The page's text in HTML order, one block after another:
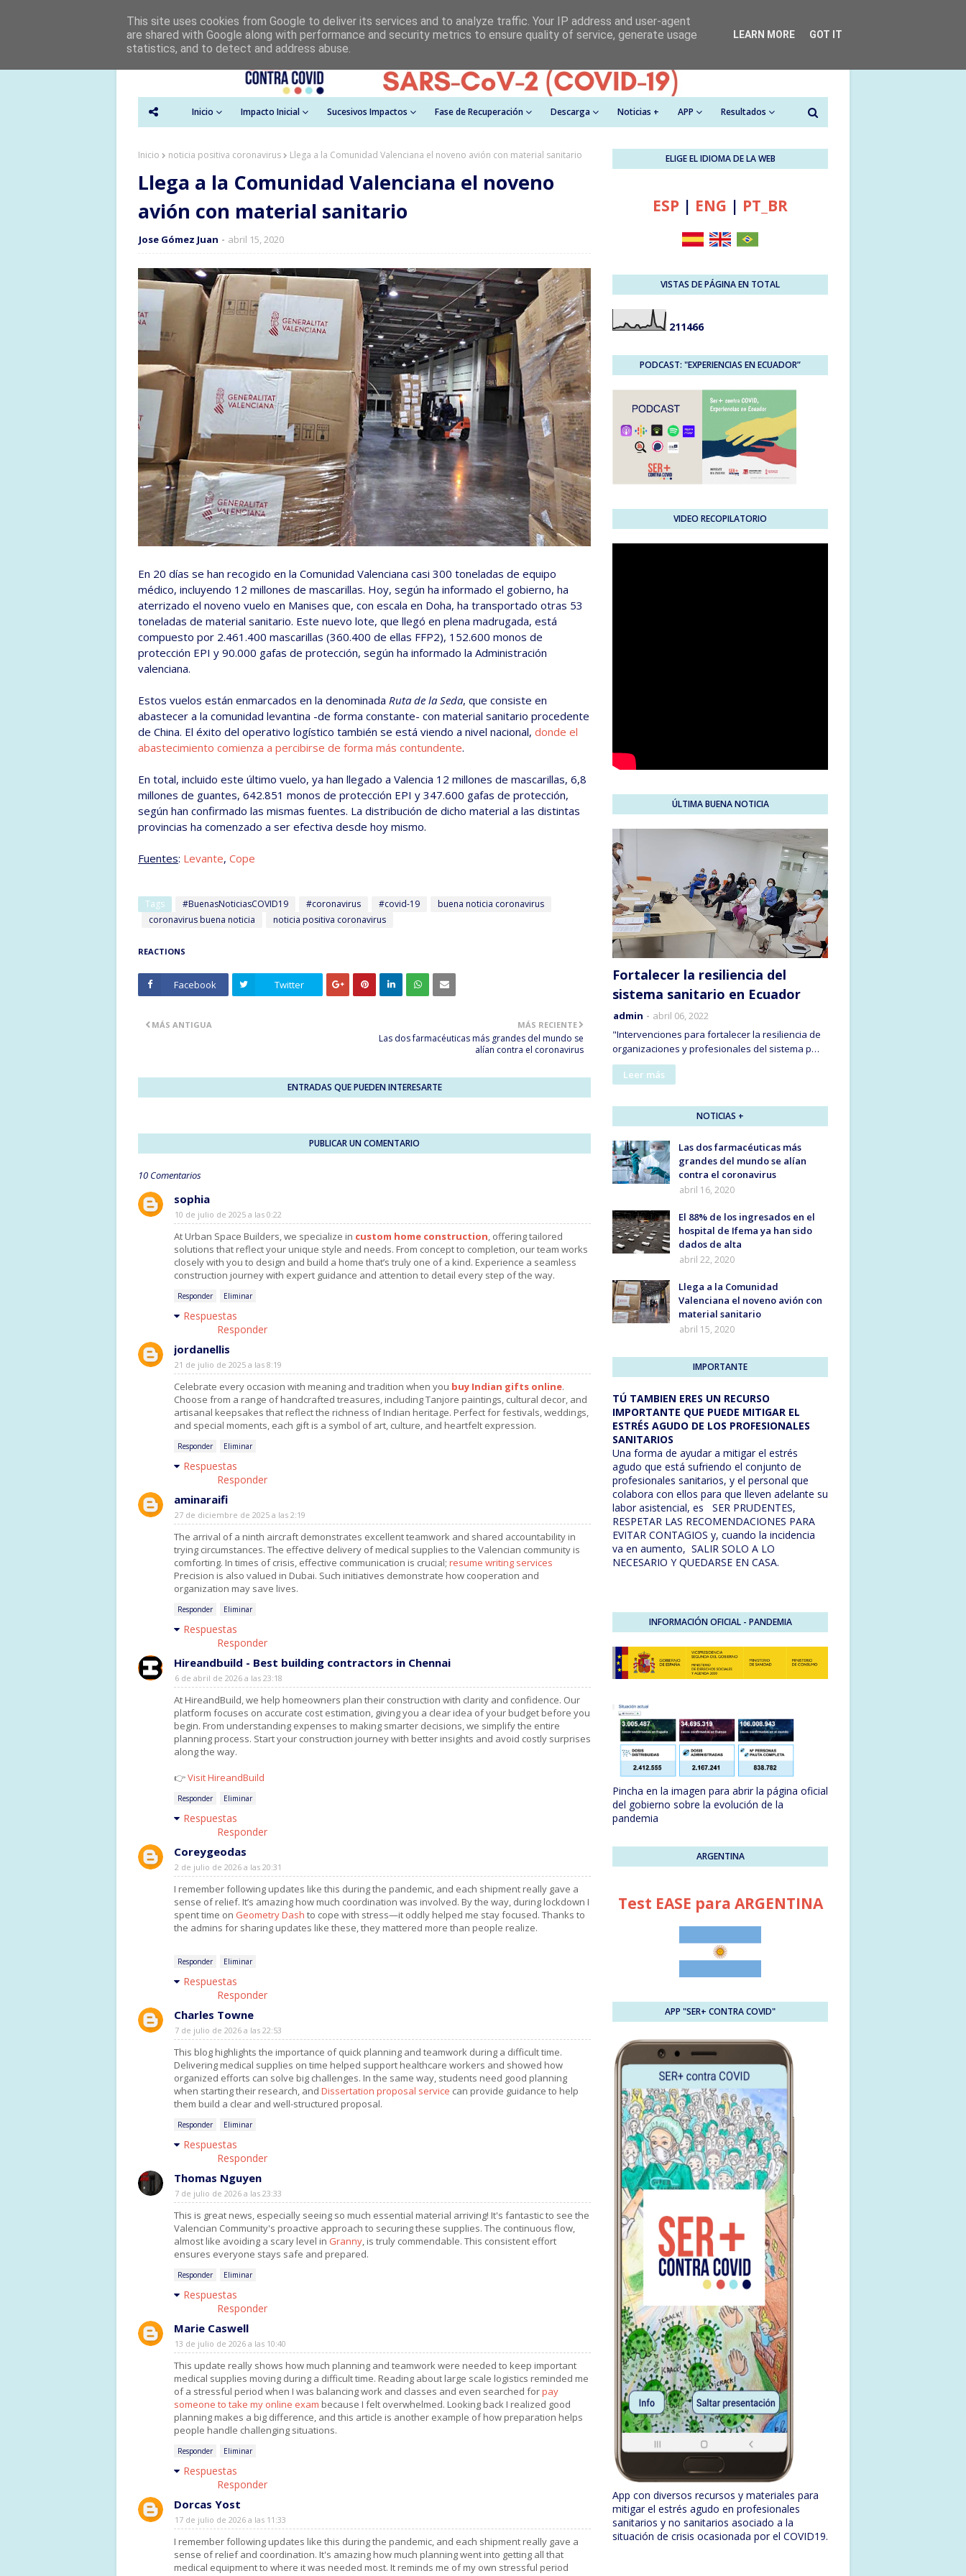
Inicio Impacto Inicial Sucesivos Impactos Fase de Recuperación Descarga Noticias + APP Resultados
Inicio noticia positiva coronavirus Llega a la Comunidad Valenciana el noveno avión con material sanitario
Llega a la Comunidad Valenciana el noveno
avión con material sanitario
Jose Gómez Juan abril 15, 2020
En 20 días se han recogido en la Comunidad Valenciana casi 300 toneladas de equipo
médico, incluyendo 12 millones de mascarillas. Hoy, según ha informado el gobierno, ha
aterrizado el noveno vuelo en Manises que, con escala en Doha, ha transportado otras 53
toneladas de material sanitario. Este nuevo lote, que llegó en plena madrugada, está
compuesto por 2.461.400 mascarillas (360.400 de ellas FFP2), 152.600 monos de
protección EPI y 90.000 gafas de protección, según ha informado la Administración
valenciana.
Estos vuelos están enmarcados en la denominada Ruta de la Seda, que consiste en
abastecer a la comunidad levantina -de forma constante- con material sanitario procedente
de China. El éxito del operativo logístico también se está viendo a nivel nacional, donde el
abastecimiento comienza a percibirse de forma más contundente.
En total, incluido este último vuelo, ya han llegado a Valencia 12 millones de mascarillas, 6,8
millones de guantes, 642.851 monos de protección EPI y 347.600 gafas de protección,
según han confirmado las mismas fuentes. La distribución de dicho material a las distintas
provincias ha comenzado a ser efectiva desde hoy mismo.
Fuentes: Levante, Cope
Tags #BuenasNoticiasCOVID19 #coronavirus #covid-19
buena noticia coronavirus
coronavirus buena noticia
noticia positiva coronavirus
REACTIONS
Facebook Twitter
MÁS RECIENTE
Las dos farmacéuticas más grandes del mundo se
alían contra el coronavirus
MÁS ANTIGUA
ENTRADAS QUE PUEDEN INTERESARTE
PUBLICAR UN COMENTARIO
10 Comentarios
sophia
10 de julio de 2025 a las 0:22
At Urban Space Builders, we specialize in custom home construction, offering tailored
solutions that reflect your unique style and needs. From concept to completion, our team works
closely with you to design and build a home that’s truly one of a kind. Experience a seamless
construction journey with expert guidance and attention to detail every step of the way.
Responder Eliminar
Respuestas
Responder
jordanellis
21 de julio de 2025 a las 8:19
Celebrate every occasion with meaning and tradition when you buy Indian gifts online.
Choose from a range of handcrafted treasures, including Tanjore paintings, cultural decor, and
artisanal keepsakes that reflect the richness of Indian heritage. Perfect for festivals, weddings,
and special moments, each gift is a symbol of art, culture, and heartfelt expression.
Responder Eliminar
Respuestas
Responder
aminaraifi
27 de diciembre de 2025 a las 2:19
The arrival of a ninth aircraft demonstrates excellent teamwork and shared accountability in
trying circumstances. The effective delivery of medical supplies to the Valencian community is
comforting. In times of crisis, effective communication is crucial; resume writing services
Precision is also valued in Dubai. Such initiatives demonstrate how cooperation and
organization may save lives.
Responder Eliminar
Respuestas
Responder
Hireandbuild - Best building contractors in Chennai
6 de abril de 2026 a las 23:18
At HireandBuild, we help homeowners plan their construction with clarity and confidence. Our
platform focuses on accurate cost estimation, giving you a clear idea of your budget before you
begin. From understanding expenses to making smarter decisions, we simplify the entire
planning process. Start your construction journey with better insights and avoid costly surprises
along the way.
👉Visit HireandBuild
Responder Eliminar
Respuestas
Responder
Coreygeodas
2 de julio de 2026 a las 20:31
I remember following updates like this during the pandemic, and each shipment really gave a
sense of relief. It’s amazing how much coordination was involved. By the way, during lockdown I
spent time on Geometry Dash to cope with stress—it oddly helped me stay focused. Thanks to
the admins for sharing updates like these, they mattered more than people realize.
Responder Eliminar
Respuestas
Responder
Charles Towne
7 de julio de 2026 a las 22:53
This blog highlights the importance of quick planning and teamwork during a difficult time.
Delivering medical supplies on time helped support healthcare workers and showed how
organized efforts can solve big challenges. In the same way, students need good planning
when starting their research, and Dissertation proposal service can provide guidance to help
them build a clear and well-structured proposal.
Responder Eliminar
Respuestas
Responder
Thomas Nguyen
7 de julio de 2026 a las 23:33
This is great news, especially seeing so much essential material arriving! It's fantastic to see the
Valencian Community's proactive approach to securing these supplies. The continuous flow,
almost like avoiding a scary level in Granny, is truly commendable. This consistent effort
ensures everyone stays safe and prepared.
Responder Eliminar
Respuestas
Responder
Marie Caswell
13 de julio de 2026 a las 10:40
This update really shows how much planning and teamwork were needed to keep important
medical supplies moving during a difficult time. Reading about large scale logistics reminded me
of a stressful period when I was balancing work and classes and even searched forpay
someone to take my online exam because I felt overwhelmed. Looking back I realized good
planning makes a big difference, and this article is another example of how preparation helps
people handle challenging situations.
Responder Eliminar
Respuestas
Responder
Dorcas Yost
17 de julio de 2026 a las 11:33
I remember following updates like this during the pandemic, and each shipment really gave a
sense of relief and coordination. It's amazing how much planning went into getting all that
medical equipment to where it was needed most. It reminds me of my own stressful period
ELIGE EL IDIOMA DE LA WEB
ESP | ENG | PT_BR
VISTAS DE PÁGINA EN TOTAL
211466
PODCAST: "EXPERIENCIAS EN ECUADOR”
VIDEO RECOPILATORIO
ÚLTIMA BUENA NOTICIA
Fortalecer la resiliencia del
sistema sanitario en Ecuador
admin
abril 06, 2022
"Intervenciones para fortalecer la resiliencia de
organizaciones y profesionales del sistema p…
Leer más
NOTICIAS +
Las dos farmacéuticas más
grandes del mundo se alían
contra el coronavirus
abril 16, 2020
El 88% de los ingresados en el
hospital de Ifema ya han sido
dados de alta
abril 22, 2020
Llega a la Comunidad
Valenciana el noveno avión con
material sanitario
abril 15, 2020
IMPORTANTE
TÚ TAMBIEN ERES UN RECURSO
IMPORTANTE QUE PUEDE MITIGAR EL
ESTRÉS AGUDO DE LOS PROFESIONALES
SANITARIOS
Una forma de ayudar a mitigar el estrés
agudo que está sufriendo el conjunto de
profesionales sanitarios, y el personal que
colabora con ellos para que lleven adelante su
labor asistencial, es SER PRUDENTES,
RESPETAR LAS RECOMENDACIONES PARA
EVITAR CONTAGIOS y, cuando la incidencia
va en aumento, SALIR SOLO A LO
NECESARIO Y QUEDARSE EN CASA.
INFORMACIÓN OFICIAL - PANDEMIA
Pincha en la imagen para abrir la página oficial
del gobierno sobre la evolución de la
pandemia
ARGENTINA
Test EASE para ARGENTINA
APP "SER+ CONTRA COVID"
App con diversos recursos y materiales para
mitigar el estrés agudo en profesionales
sanitarios y no sanitarios asociado a la
situación de crisis ocasionada por el COVID19.
This site uses cookies from Google to deliver its services and to analyze traffic. Your IP address and user-agent
are shared with Google along with performance and security metrics to ensure quality of service, generate usage
statistics, and to detect and address abuse.
LEARN MORE GOT IT